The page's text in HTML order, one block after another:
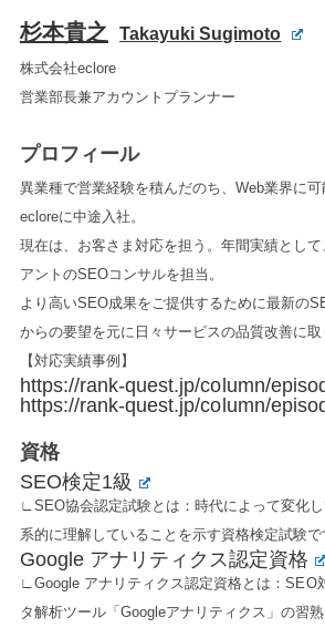
杉本貴之 Takayuki Sugimoto
株式会社eclore
営業部長兼アカウントプランナー
プロフィール
異業種で営業経験を積んだのち、Web業界に
ecloreに中途入社。
現在は、お客さま対応を担う。年間実績とし
アントのSEOコンサルを担当。
より高いSEO成果をご提供するために最新の
からの要望を元に日々サービスの品質改善に取
【対応実績事例】
https://rank-quest.jp/column/
https://rank-quest.jp/column/
資格
SEO検定1級
∟SEO協会認定試験とは：時代によって変化
系的に理解していることを示す資格検定試験で
Google アナリティクス認定資格
∟Google アナリティクス認定資格とは：SEO
タ解析ツール「Googleアナリティクス」の習